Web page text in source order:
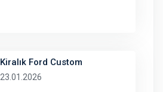
Kiralık Ford Custom
23.01.2026